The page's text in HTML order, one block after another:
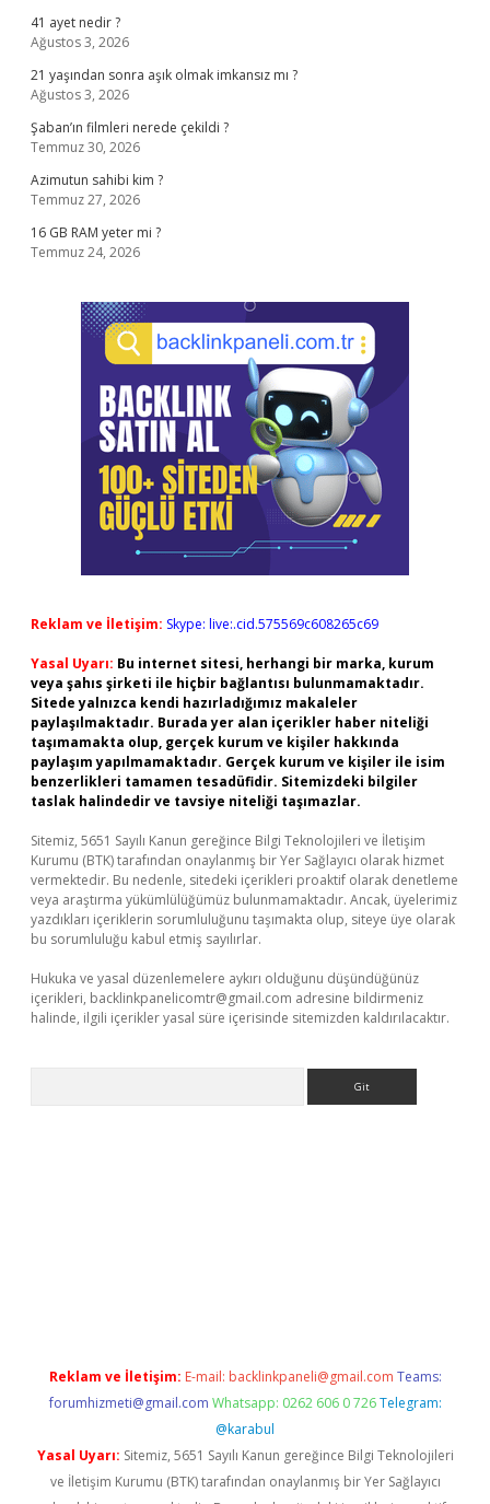
41 ayet nedir ?
Ağustos 3, 2026
21 yaşından sonra aşık olmak imkansız mı ?
Ağustos 3, 2026
Şaban’ın filmleri nerede çekildi ?
Temmuz 30, 2026
Azimutun sahibi kim ?
Temmuz 27, 2026
16 GB RAM yeter mi ?
Temmuz 24, 2026
Reklam ve İletişim: Skype: live:.cid.575569c608265c69
Yasal Uyarı: Bu internet sitesi, herhangi bir marka, kurum
veya şahıs şirketi ile hiçbir bağlantısı bulunmamaktadır.
Sitede yalnızca kendi hazırladığımız makaleler
paylaşılmaktadır. Burada yer alan içerikler haber niteliği
taşımamakta olup, gerçek kurum ve kişiler hakkında
paylaşım yapılmamaktadır. Gerçek kurum ve kişiler ile isim
benzerlikleri tamamen tesadüfidir. Sitemizdeki bilgiler
taslak halindedir ve tavsiye niteliği taşımazlar.
Sitemiz, 5651 Sayılı Kanun gereğince Bilgi Teknolojileri ve İletişim
Kurumu (BTK) tarafından onaylanmış bir Yer Sağlayıcı olarak hizmet
vermektedir. Bu nedenle, sitedeki içerikleri proaktif olarak denetleme
veya araştırma yükümlülüğümüz bulunmamaktadır. Ancak, üyelerimiz
yazdıkları içeriklerin sorumluluğunu taşımakta olup, siteye üye olarak
bu sorumluluğu kabul etmiş sayılırlar.
Hukuka ve yasal düzenlemelere aykırı olduğunu düşündüğünüz
içerikleri, backlinkpanelicomtr@gmail.com adresine bildirmeniz
halinde, ilgili içerikler yasal süre içerisinde sitemizden kaldırılacaktır.
Reklam ve İletişim: E-mail: backlinkpaneli@gmail.com Teams:
forumhizmeti@gmail.com Whatsapp: 0262 606 0 726 Telegram:
@karabul
Yasal Uyarı: Sitemiz, 5651 Sayılı Kanun gereğince Bilgi Teknolojileri
ve İletişim Kurumu (BTK) tarafından onaylanmış bir Yer Sağlayıcı